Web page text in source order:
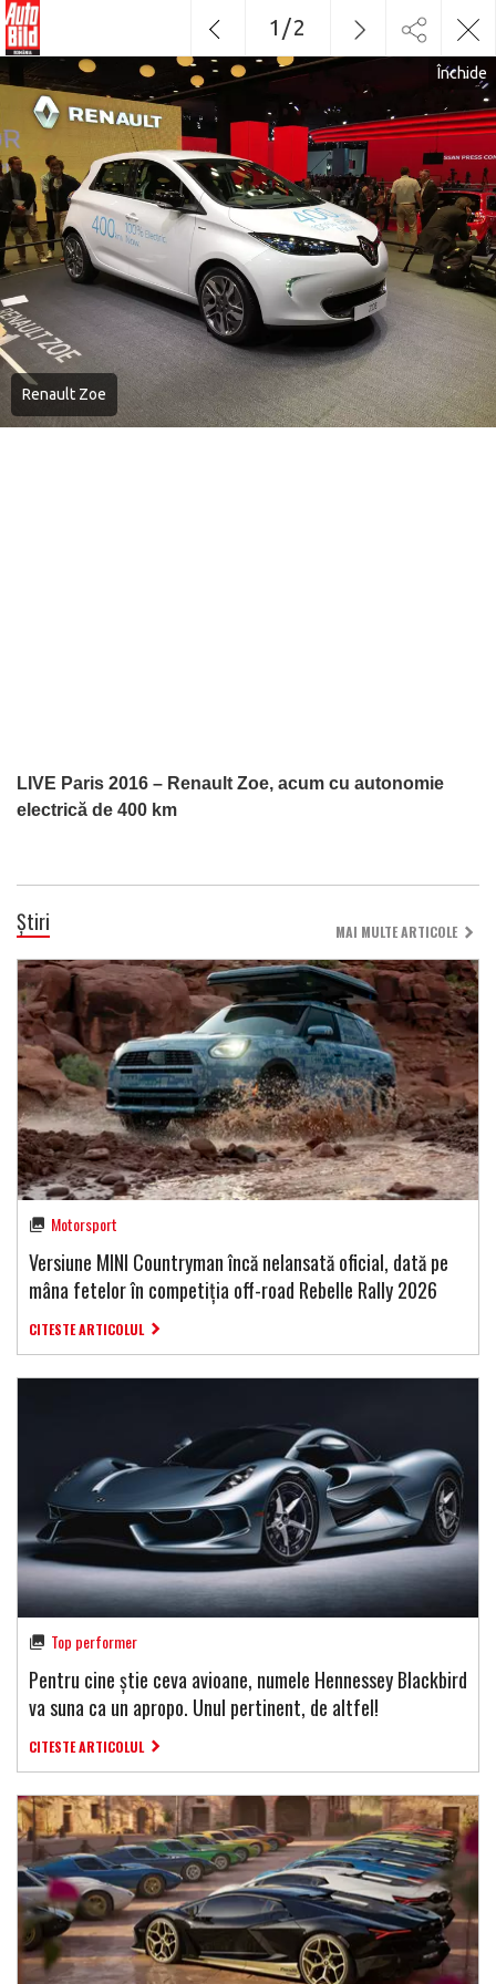
Renault Zoe
LIVE Paris 2016 – Renault Zoe, acum cu autonomie
electrică de 400 km
Închide
1 /2
Știri MAI MULTE ARTICOLE
Motorsport
Versiune MINI Countryman încă nelansată oficial, dată pe
mâna fetelor în competiția off-road Rebelle Rally 2026
CITESTE ARTICOLUL
Top performer
Pentru cine știe ceva avioane, numele Hennessey Blackbird
va suna ca un apropo. Unul pertinent, de altfel!
CITESTE ARTICOLUL